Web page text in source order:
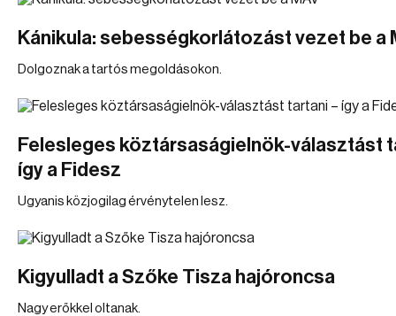
Kánikula: sebességkorlátozást vezet be a
Dolgoznak a tartós megoldásokon.
Felesleges köztársaságielnök-választást
így a Fidesz
Ugyanis közjogilag érvénytelen lesz.
Kigyulladt a Szőke Tisza hajóroncsa
Nagy erőkkel oltanak.